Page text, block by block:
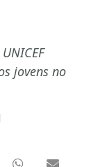
jovens no